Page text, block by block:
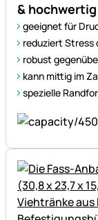
&
geeignet für
reduziert Stress
robust
kann mittig im
spezielle